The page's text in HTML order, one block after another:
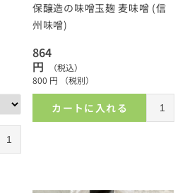
保醸造の味噌玉麹 麦味噌 (信
州味噌)
864
円
（税込）
800 円 （税別）
カートに入れる